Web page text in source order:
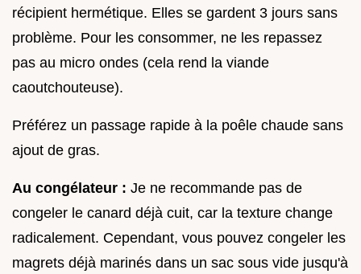
récipient hermétique. Elles se gardent 3 jours sans
problème. Pour les consommer, ne les repassez
pas au micro ondes (cela rend la viande
caoutchouteuse).
Préférez un passage rapide à la poêle chaude sans
ajout de gras.
Au congélateur : Je ne recommande pas de
congeler le canard déjà cuit, car la texture change
radicalement. Cependant, vous pouvez congeler les
magrets déjà marinés dans un sac sous vide jusqu'à